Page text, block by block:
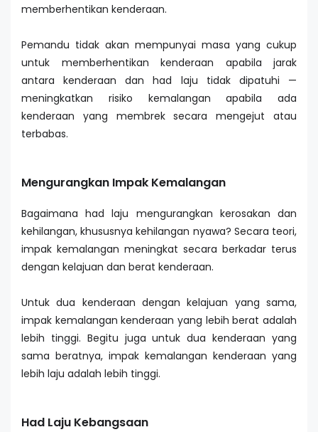
memberhentikan kenderaan.
Pemandu tidak akan mempunyai masa yang cukup
untuk memberhentikan kenderaan apabila jarak
antara kenderaan dan had laju tidak dipatuhi —
meningkatkan risiko kemalangan apabila ada
kenderaan yang membrek secara mengejut atau
terbabas.
Mengurangkan Impak Kemalangan
Bagaimana had laju mengurangkan kerosakan dan
kehilangan, khususnya kehilangan nyawa? Secara teori,
impak kemalangan meningkat secara berkadar terus
dengan kelajuan dan berat kenderaan.
Untuk dua kenderaan dengan kelajuan yang sama,
impak kemalangan kenderaan yang lebih berat adalah
lebih tinggi. Begitu juga untuk dua kenderaan yang
sama beratnya, impak kemalangan kenderaan yang
lebih laju adalah lebih tinggi.
Had Laju Kebangsaan